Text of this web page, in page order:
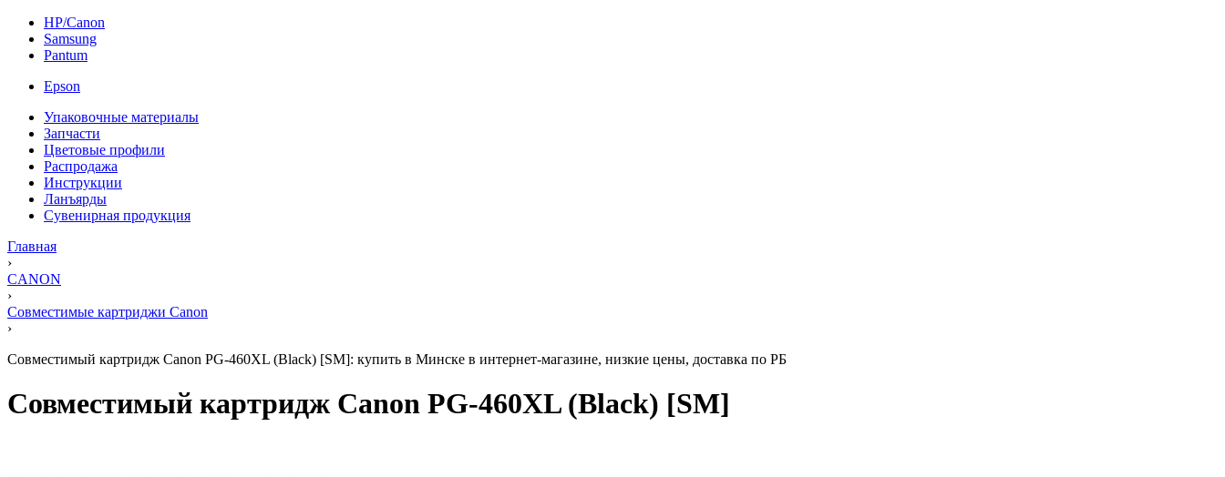
HP/Canon
Samsung
Pantum
Epson
Упаковочные материалы
Запчасти
Цветовые профили
Распродажа
Инструкции
Ланъярды
Сувенирная продукция
Главная
›
CANON
›
Совместимые картриджи Canon
›
Совместимый картридж Canon PG-460XL (Black) [SM]: купить в Минске в интернет-магазине, низкие цены, доставка по РБ
Совместимый картридж Canon PG-460XL (Black) [SM]